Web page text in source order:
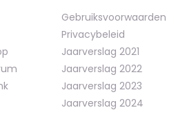
Gebruiksvoorwaarden
Privacybeleid
Jaarverslag 2021
Jaarverslag 2022
Jaarverslag 2023
Jaarverslag 2024